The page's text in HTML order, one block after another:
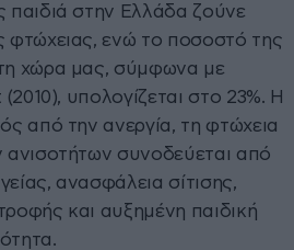
παιδιά στην Ελλάδα ζούνε
φτώχειας, ενώ το ποσοστό της
χώρα μας, σύμφωνα με
υπολογίζεται στο 23%. Η
από την ανεργία, τη φτώχεια
ανισοτήτων συνοδεύεται από
ανασφάλεια σίτισης,
και αυξημένη παιδική